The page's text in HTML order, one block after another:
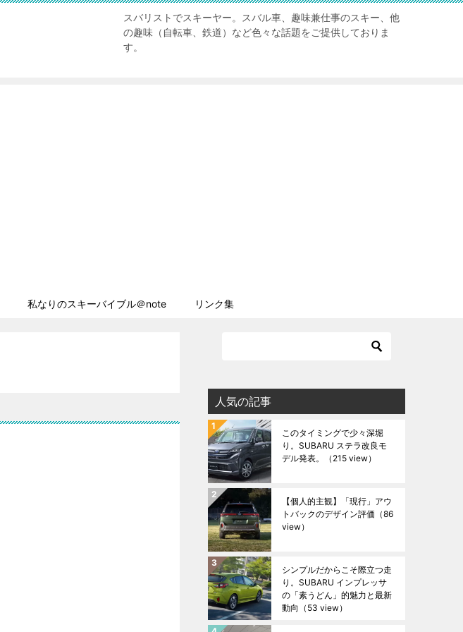
スバリストでスキーヤー。スバル車、趣味兼仕事のスキー、他
の趣味（自転車、鉄道）など色々な話題をご提供しておりま
す。
私なりのスキーバイブル＠note リンク集
人気の記事
このタイミングで少々深堀
り。SUBARU ステラ改良モ
デル発表。
（215 view）
【個人的主観】「現行」アウ
トバックのデザイン評価 （86
view）
シンプルだからこそ際立つ走
り。SUBARU インプレッサ
の「素うどん」的魅力と最新
動向 （53 view）